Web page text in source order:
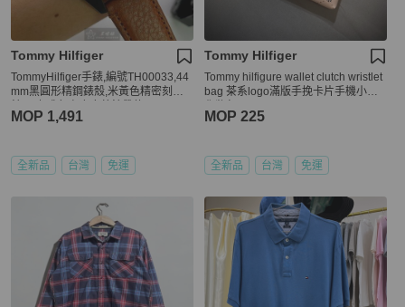
Tommy Hilfiger
TommyHilfiger手錶,編號TH00033,44
mm黑圓形精鋼錶殼,米黃色精密刻度
MOP 1,491
全新品 台灣 免運
Tommy Hilfiger
Tommy hilfigure wallet clutch wristlet
bag 茶系logo滿版手挽卡片手機小包
MOP 225
全新品 台灣 免運